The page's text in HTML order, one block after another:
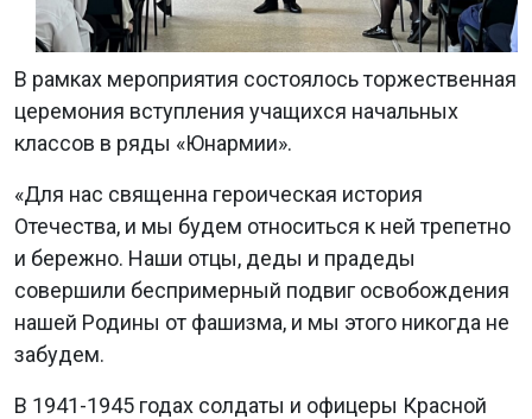
В рамках мероприятия состоялось торжественная
церемония вступления учащихся начальных
классов в ряды «Юнармии».
«Для нас священна героическая история
Отечества, и мы будем относиться к ней трепетно
и бережно. Наши отцы, деды и прадеды
совершили беспримерный подвиг освобождения
нашей Родины от фашизма, и мы этого никогда не
забудем.
В 1941-1945 годах солдаты и офицеры Красной